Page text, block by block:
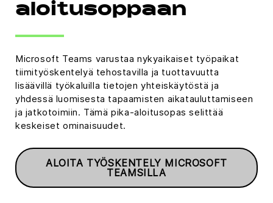
aloitusoppaan
Microsoft Teams varustaa nykyaikaiset työpaikat
tiimityöskentelyä tehostavilla ja tuottavuutta
lisäävillä työkaluilla tietojen yhteiskäytöstä ja
yhdessä luomisesta tapaamisten aikatauluttamiseen
ja jatkotoimiin. Tämä pika-aloitusopas selittää
keskeiset ominaisuudet.
ALOITA TYÖSKENTELY MICROSOFT
TEAMSILLA